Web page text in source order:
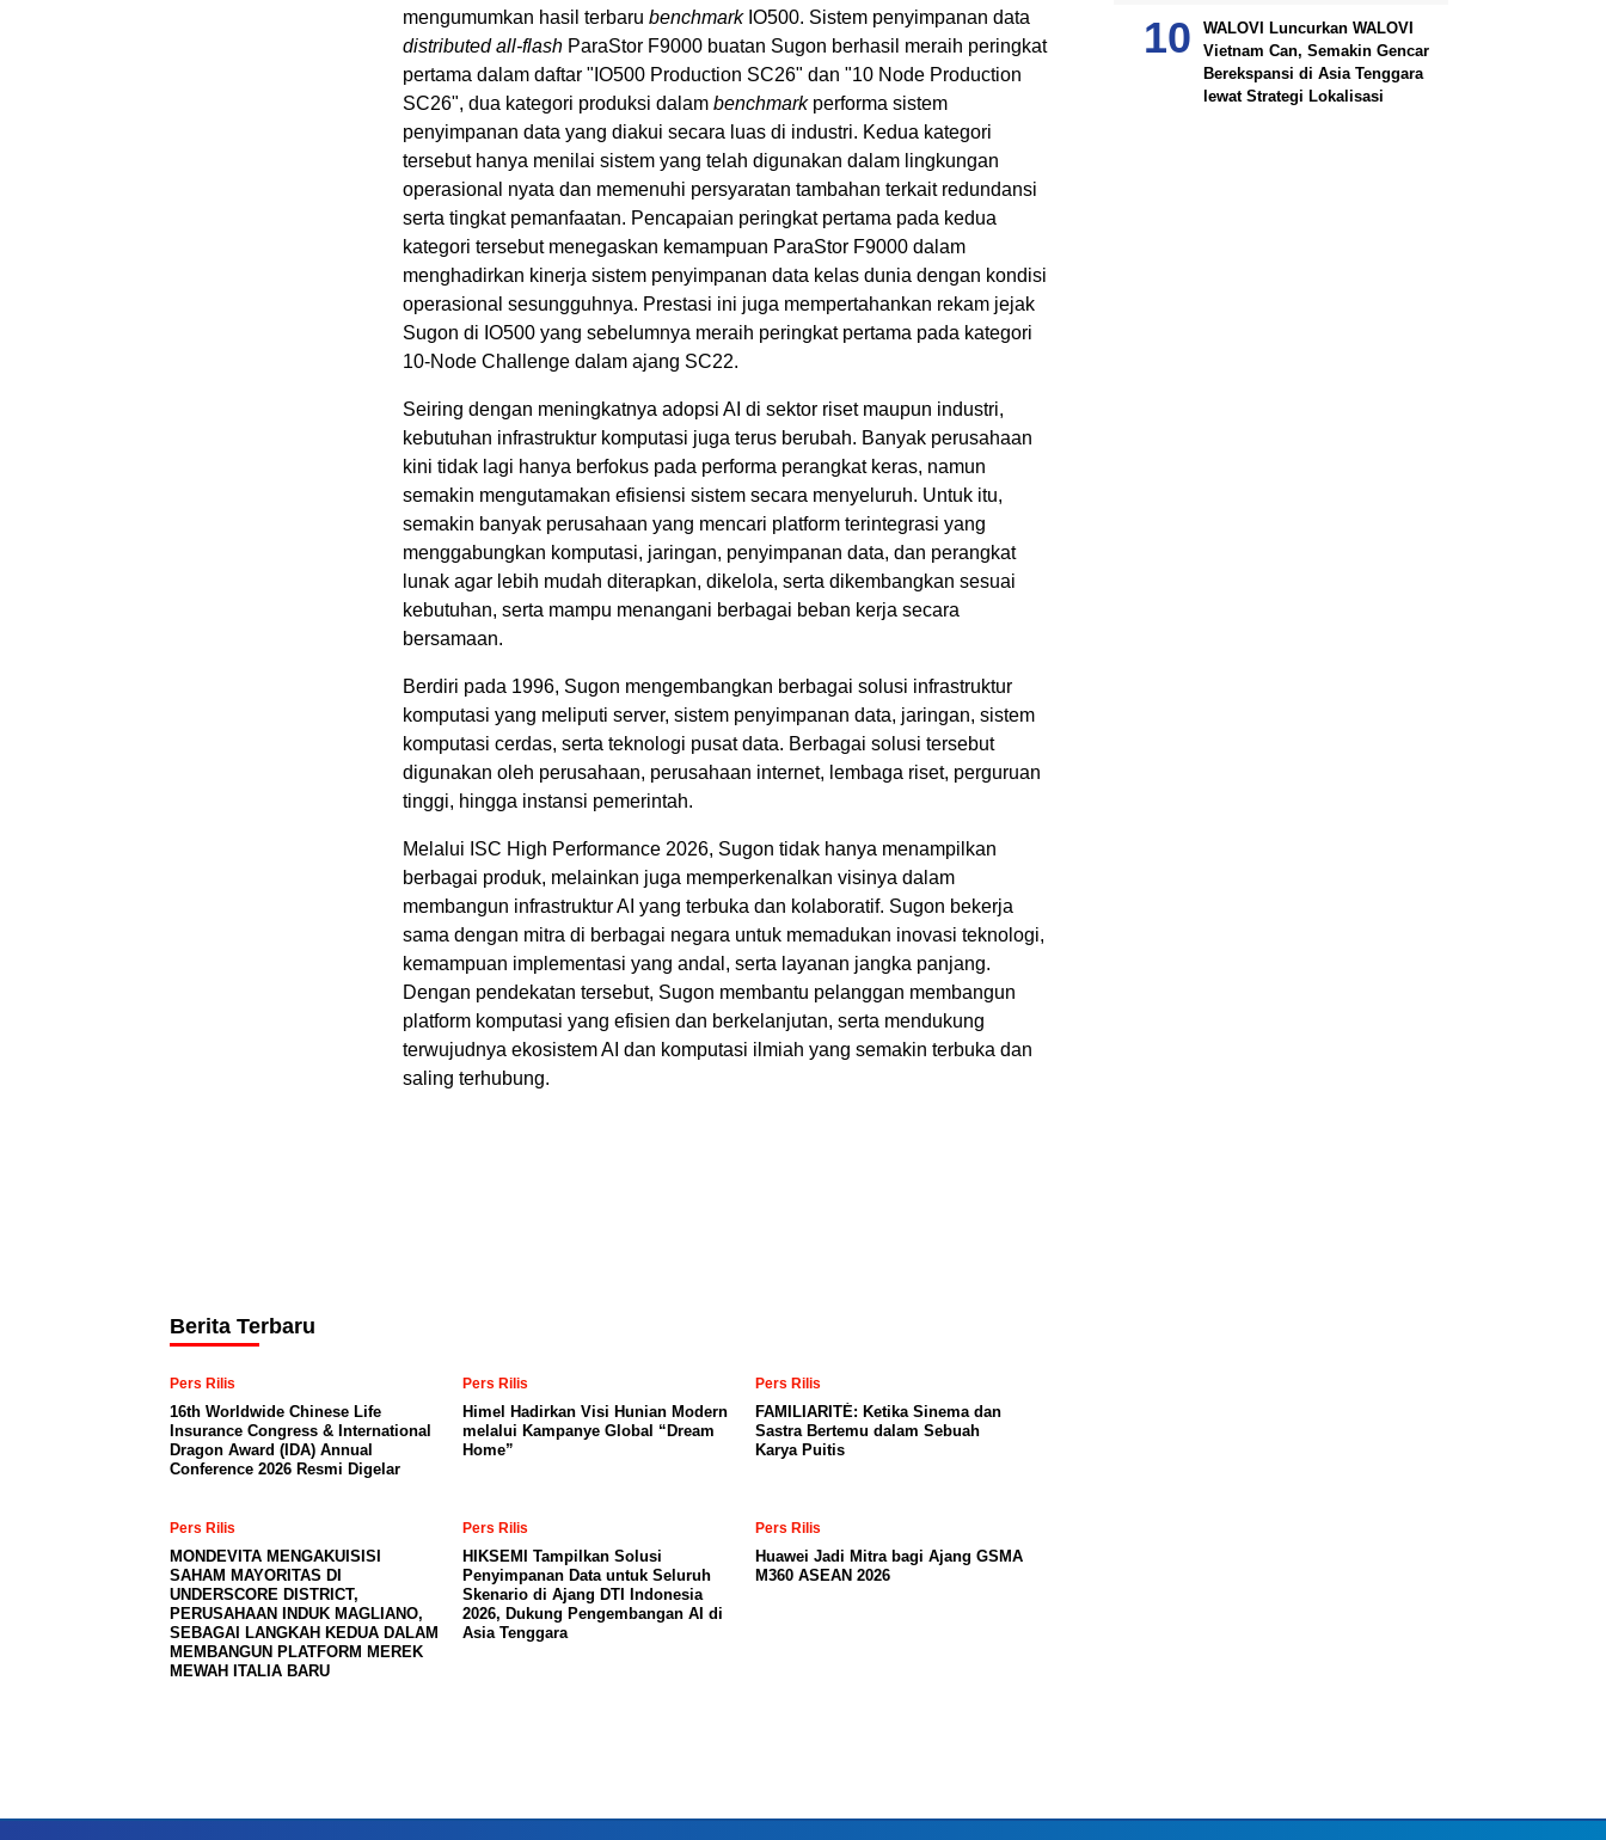
mengumumkan hasil terbaru benchmarkIO500. Sistem penyimpanan data
distributed all-flash ParaStor F9000 buatan Sugon berhasil meraih peringkat
pertama dalam daftar "IO500 Production SC26" dan "10 Node Production
SC26", dua kategori produksi dalam benchmarkperforma sistem
penyimpanan data yang diakui secara luas di industri. Kedua kategori
tersebut hanya menilai sistem yang telah digunakan dalam lingkungan
operasional nyata dan memenuhi persyaratan tambahan terkait redundansi
serta tingkat pemanfaatan. Pencapaian peringkat pertama pada kedua
kategori tersebut menegaskan kemampuan ParaStor F9000 dalam
menghadirkan kinerja sistem penyimpanan data kelas dunia dengan kondisi
operasional sesungguhnya. Prestasi ini juga mempertahankan rekam jejak
Sugon di IO500 yang sebelumnya meraih peringkat pertama pada kategori
10-Node Challenge dalam ajang SC22.
Seiring dengan meningkatnya adopsi AI di sektor riset maupun industri,
kebutuhan infrastruktur komputasi juga terus berubah. Banyak perusahaan
kini tidak lagi hanya berfokus pada performa perangkat keras, namun
semakin mengutamakan efisiensi sistem secara menyeluruh. Untuk itu,
semakin banyak perusahaan yang mencari platform terintegrasi yang
menggabungkan komputasi, jaringan, penyimpanan data, dan perangkat
lunak agar lebih mudah diterapkan, dikelola, serta dikembangkan sesuai
kebutuhan, serta mampu menangani berbagai beban kerja secara
bersamaan.
Berdiri pada 1996, Sugon mengembangkan berbagai solusi infrastruktur
komputasi yang meliputi server, sistem penyimpanan data, jaringan, sistem
komputasi cerdas, serta teknologi pusat data. Berbagai solusi tersebut
digunakan oleh perusahaan, perusahaan internet, lembaga riset, perguruan
tinggi, hingga instansi pemerintah.
Melalui ISC High Performance 2026, Sugon tidak hanya menampilkan
berbagai produk, melainkan juga memperkenalkan visinya dalam
membangun infrastruktur AI yang terbuka dan kolaboratif. Sugon bekerja
sama dengan mitra di berbagai negara untuk memadukan inovasi teknologi,
kemampuan implementasi yang andal, serta layanan jangka panjang.
Dengan pendekatan tersebut, Sugon membantu pelanggan membangun
platform komputasi yang efisien dan berkelanjutan, serta mendukung
terwujudnya ekosistem AI dan komputasi ilmiah yang semakin terbuka dan
saling terhubung.
Berita Terbaru
Pers Rilis
16th Worldwide Chinese Life
Insurance Congress & International
Dragon Award (IDA) Annual
Conference 2026 Resmi Digelar
Pers Rilis
Himel Hadirkan Visi Hunian Modern
melalui Kampanye Global “Dream
Home”
Pers Rilis
FAMILIARITÉ: Ketika Sinema dan
Sastra Bertemu dalam Sebuah
Karya Puitis
Pers Rilis
MONDEVITA MENGAKUISISI
SAHAM MAYORITAS DI
UNDERSCORE DISTRICT,
PERUSAHAAN INDUK MAGLIANO,
SEBAGAI LANGKAH KEDUA DALAM
MEMBANGUN PLATFORM MEREK
MEWAH ITALIA BARU
Pers Rilis
HIKSEMI Tampilkan Solusi
Penyimpanan Data untuk Seluruh
Skenario di Ajang DTI Indonesia
2026, Dukung Pengembangan AI di
Asia Tenggara
Pers Rilis
Huawei Jadi Mitra bagi Ajang GSMA
M360 ASEAN 2026
WALOVI Luncurkan WALOVI
Vietnam Can, Semakin Gencar
Berekspansi di Asia Tenggara
lewat Strategi Lokalisasi